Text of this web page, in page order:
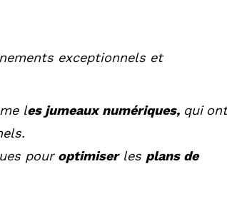
exceptionnels et
les jumeaux numériques, qui ont
pour optimiserles plans de